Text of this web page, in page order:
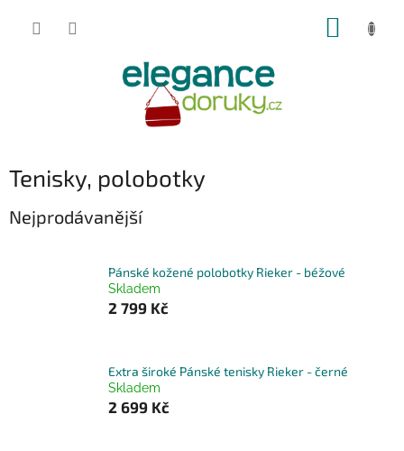
Tenisky, polobotky
Nejprodávanější
Pánské kožené polobotky Rieker - béžové
Skladem
2 799 Kč
Extra široké Pánské tenisky Rieker - černé
Skladem
2 699 Kč